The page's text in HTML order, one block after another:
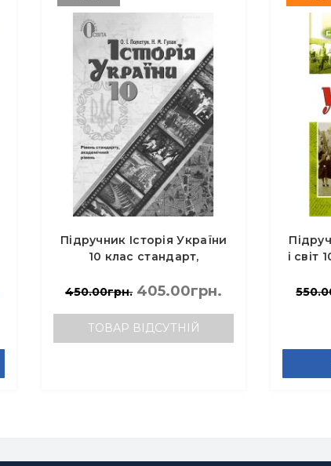
Підручник Історія України
10 клас стандарт,
Пометун О.І., Гупан Н.М.
450.00грн. 405.00грн.
ТОВАР ВІДСУТНІЙ
і